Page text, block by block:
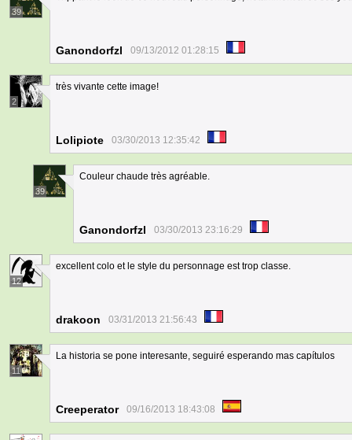
39
Ganondorfzl 09/13/2012 01:28:15
2
très vivante cette image!
Lolipiote 03/30/2013 12:35:42
39
Couleur chaude très agréable.
Ganondorfzl 03/30/2013 23:16:29
12
excellent colo et le style du personnage est trop classe.
drakoon 03/31/2013 21:56:43
11
La historia se pone interesante, seguiré esperando mas capítulos
Creeperator 09/16/2013 18:43:08